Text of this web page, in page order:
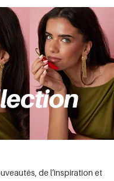
de l’inspiration et